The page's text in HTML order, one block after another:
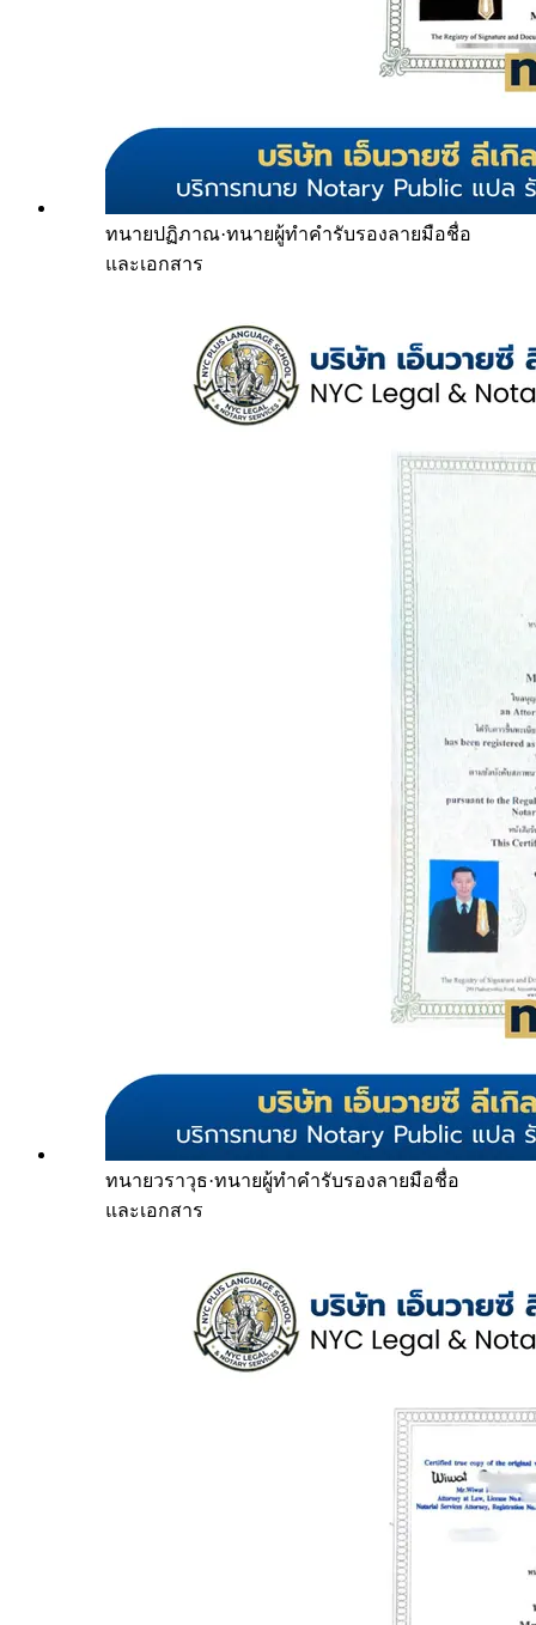
ทนายปฏิภาณ·ทนายผู้ทำคำรับรองลายมือชื่อ
และเอกสาร
ทนายวราวุธ·ทนายผู้ทำคำรับรองลายมือชื่อ
และเอกสาร